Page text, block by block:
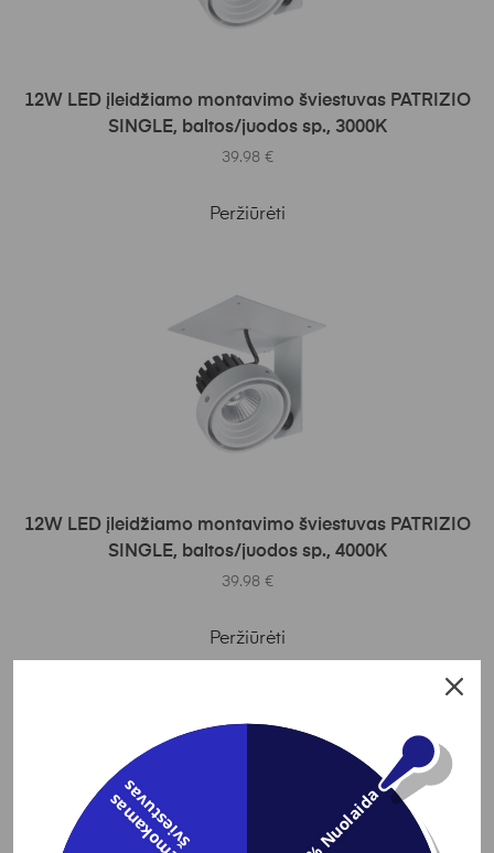
Į KREPŠELĮ
12W LED įleidžiamo montavimo šviestuvas PATRIZIO
SINGLE, baltos/juodos sp., 3000K
39.98 €
Peržiūrėti
Į KREPŠELĮ
12W LED įleidžiamo montavimo šviestuvas PATRIZIO
SINGLE, baltos/juodos sp., 4000K
39.98 €
Peržiūrėti
3% Nuolaida
N
e
m
o
k
a
m
a
s
š
v
i
e
s
t
u
v
a
s